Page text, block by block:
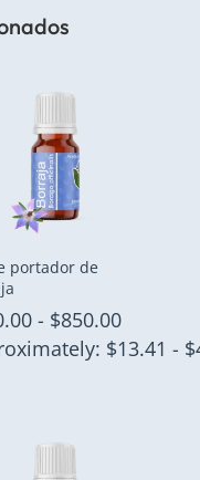
portador de
- $850.00Rango
de
$13.41 -